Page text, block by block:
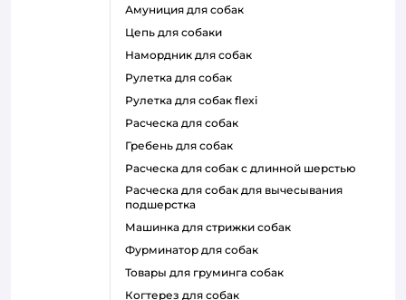
амуниция для собак
цепь для собаки
намордник для собак
рулетка для собак
рулетка для собак flexi
расческа для собак
гребень для собак
расческа для собак с длинной шерстью
расческа для собак для вычесывания
подшерстка
машинка для стрижки собак
фурминатор для собак
товары для груминга собак
когтерез для собак